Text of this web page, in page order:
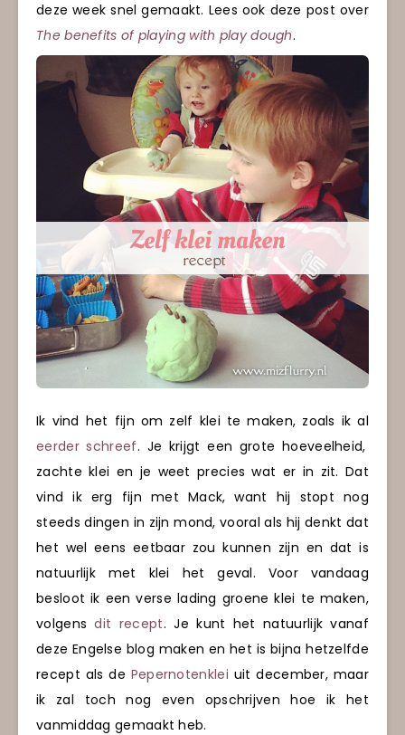
deze week snel gemaakt. Lees ook deze post over
The benefits of playing with play dough.
Ik vind het fijn om zelf klei te maken, zoals ik al
eerder schreef. Je krijgt een grote hoeveelheid,
zachte klei en je weet precies wat er in zit. Dat
vind ik erg fijn met Mack, want hij stopt nog
steeds dingen in zijn mond, vooral als hij denkt dat
het wel eens eetbaar zou kunnen zijn en dat is
natuurlijk met klei het geval. Voor vandaag
besloot ik een verse lading groene klei te maken,
volgensdit recept. Je kunt het natuurlijk vanaf
deze Engelse blog maken en het is bijna hetzelfde
recept als de Pepernotenklei uit december, maar
ik zal toch nog even opschrijven hoe ik het
vanmiddag gemaakt heb.